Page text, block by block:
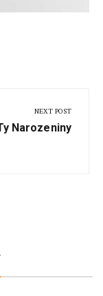
NEXT POST
Narozeniny